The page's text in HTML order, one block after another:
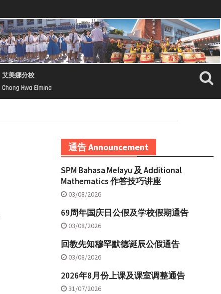
艾美娜分校
Chong Hwa Elmina
通告 Announcement
SPM Bahasa Melayu 及 Additional
Mathematics 作答技巧讲座
03/08/2026
69周年国庆日公假及学校假期通告
03/08/2026
回教先知穆罕默德诞辰公假通告
03/08/2026
2026年8月份上课及课室调整通告
31/07/2026